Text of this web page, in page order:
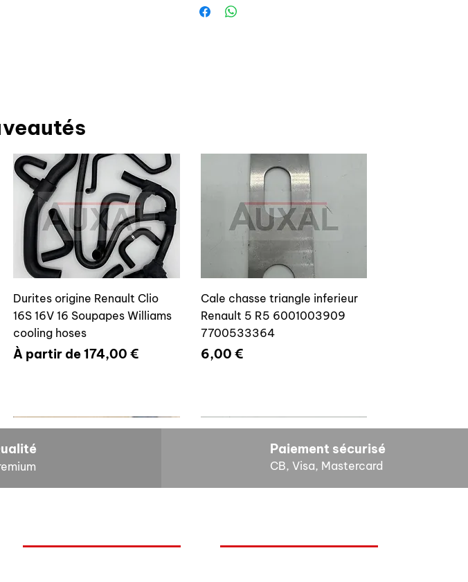
Durites origine Renault Clio
16S 16V 16 Soupapes Williams
cooling hoses
À partir de174,00 €
Prix promotionnel
Cale chasse triangle inferieur
Renault 5 R5 6001003909
7700533364
Prix
6,00 €
6464E4
Paiement sécurisé
CB, Visa, Mastercard